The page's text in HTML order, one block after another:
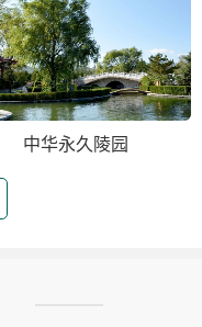
中华永久陵园